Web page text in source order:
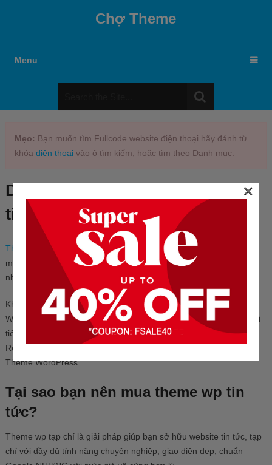
Chợ Theme
Menu
Mẹo: Bạn muốn tìm Fullcode website điện thoại hãy đánh từ
khóa điện thoại vào ô tìm kiếm, hoặc tìm theo Danh mục.
Danh mục:
Theme wordpress
tin tức
Theme wordpress tin tức, tạp chí giao diện đẹp, tốc độ nhanh nhẹ
mượt. Tối ưu tìm kiếm đạt chuẩn SEO Google là sự lựa chọn tốt
nhất làm website kiếm tiền online.
Khi bắt đầu xây dựng một tạp chí hoặc trang web tin tức,
WordPress là một lựa chọn hàng đầu. Những trang web tin tức nổi
tiếng được biết đến như The New York Times, TechCrunch, CNN,
Reuters, trang blog của Mozilla, và nhiều trang khác sử dụng
Theme WordPress.
Tại sao bạn nên mua theme wp tin
tức?
Theme wp tạp chí là giải pháp giúp bạn sở hữu website tin tức, tạp
chí với đầy đủ tính năng chuyên nghiệp, giao diện đẹp, chuẩn
×